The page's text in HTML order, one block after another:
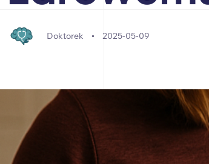
Doktorek 2025-05-09